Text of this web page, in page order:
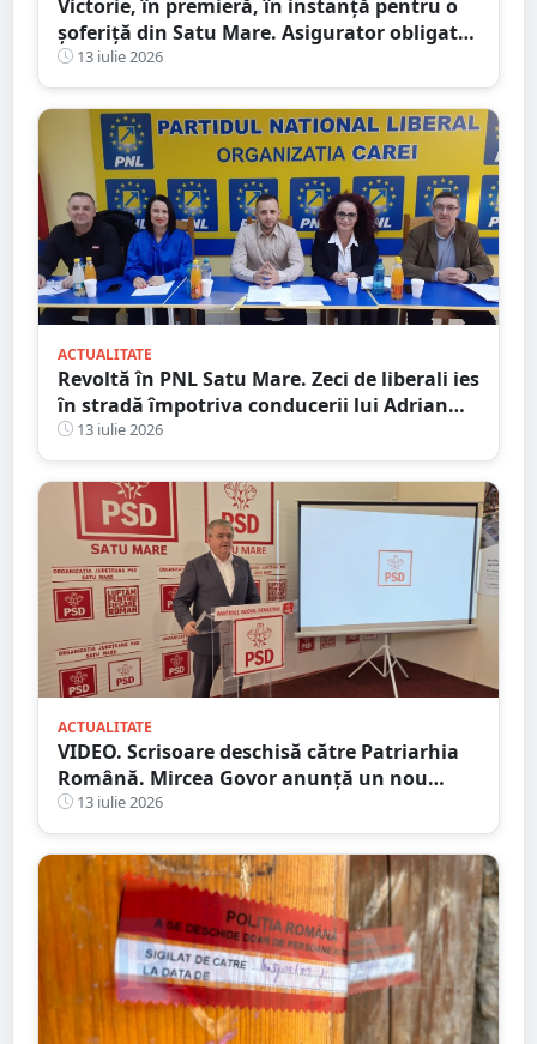
Victorie, în premieră, în instanță pentru o
șoferiță din Satu Mare. Asigurator obligat
să plătească integral daunele morale
13 iulie 2026
ACTUALITATE
Revoltă în PNL Satu Mare. Zeci de liberali ies
în stradă împotriva conducerii lui Adrian
Cozma, după schimbarea liderilor din Satu
Mare și Carei
13 iulie 2026
ACTUALITATE
VIDEO. Scrisoare deschisă către Patriarhia
Română. Mircea Govor anunță un nou
demers împotriva deputatului Adrian
Cozma
13 iulie 2026